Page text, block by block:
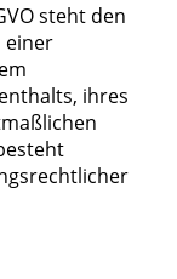
steht den
einer
ihres